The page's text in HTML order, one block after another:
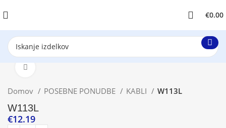
€0.00
Domov POSEBNE PONUDBE KABLI W113L
W113L
€12.19